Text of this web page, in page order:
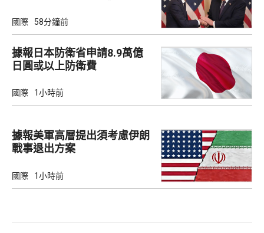
國際 58分鐘前
據報日本防衛省申請8.9萬億
日圓或以上防衛費
國際 1小時前
據報美軍高層提出須考慮伊朗
戰事退出方案
國際 1小時前